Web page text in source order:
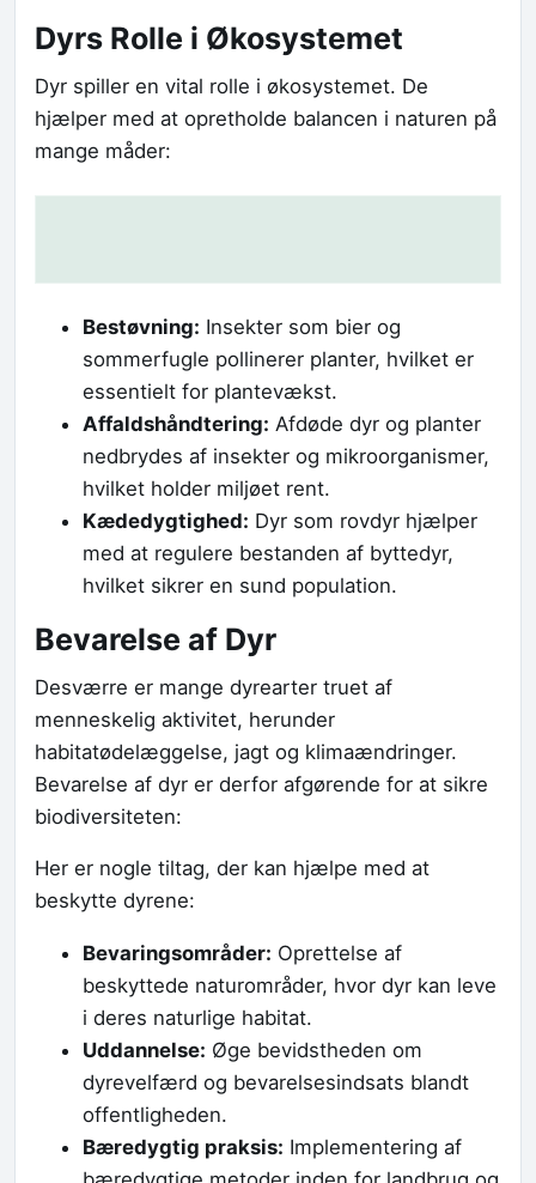
Dyrs Rolle i Økosystemet
Dyr spiller en vital rolle i økosystemet. De
hjælper med at opretholde balancen i naturen på
mange måder:
Bestøvning: Insekter som bier og
sommerfugle pollinerer planter, hvilket er
essentielt for plantevækst.
Affaldshåndtering: Afdøde dyr og planter
nedbrydes af insekter og mikroorganismer,
hvilket holder miljøet rent.
Kædedygtighed: Dyr som rovdyr hjælper
med at regulere bestanden af byttedyr,
hvilket sikrer en sund population.
Bevarelse af Dyr
Desværre er mange dyrearter truet af
menneskelig aktivitet, herunder
habitatødelæggelse, jagt og klimaændringer.
Bevarelse af dyr er derfor afgørende for at sikre
biodiversiteten:
Her er nogle tiltag, der kan hjælpe med at
beskytte dyrene:
Bevaringsområder: Oprettelse af
beskyttede naturområder, hvor dyr kan leve
i deres naturlige habitat.
Uddannelse: Øge bevidstheden om
dyrevelfærd og bevarelsesindsats blandt
offentligheden.
Bæredygtig praksis: Implementering af